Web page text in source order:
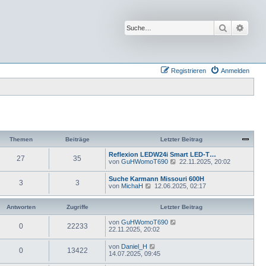
Suche
Anmelden
Registrieren
Themen Beiträge Letzter Beitrag
27 35
Reflexion LEDW24i Smart LED-T…
von GuHWomoT690
N
e
s
t
r
t
22.11.2025, 20:02
3 3
Suche Karmann Missouri 600H
von MichaH
N
u
s
t
e
e
i
t
12.06.2025, 02:17
Antworten Zugriffe Letzter Beitrag
0 22233 von GuHWomoT690
22.11.2025, 20:02
0 13422 von Daniel_H
14.07.2025, 09:45